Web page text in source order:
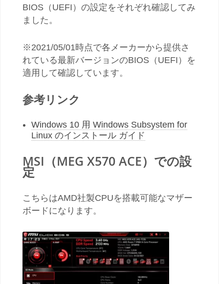
BIOS（UEFI）の設定をそれぞれ確認してみ
ました。
※2021/05/01時点で各メーカーから提供さ
れている最新バージョンのBIOS（UEFI）を
適用して確認しています。
参考リンク
Windows 10 用 Windows Subsystem for
Linux のインストール ガイド
MSI（MEG X570 ACE）での設
定
こちらはAMD社製CPUを搭載可能なマザー
ボードになります。